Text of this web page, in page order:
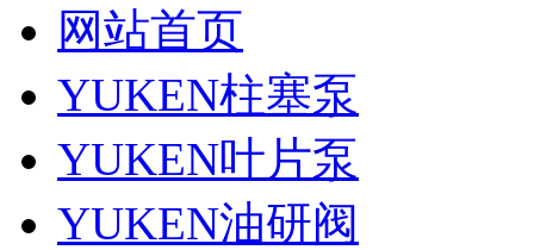
网站首页
YUKEN柱塞泵
YUKEN叶片泵
YUKEN油研阀